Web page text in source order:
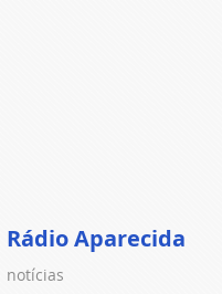
Rádio Aparecida
notícias